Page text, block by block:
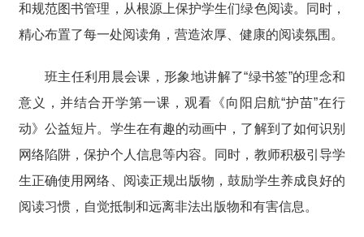
和规范图书管理，从根源上保护学生们绿色阅读。同时，
精心布置了每一处阅读角，营造浓厚、健康的阅读氛围。
班主任利用晨会课，形象地讲解了“绿书签”的理念和
意义，并结合开学第一课，观看《向阳启航“护苗”在行
动》公益短片。学生在有趣的动画中，了解到了如何识别
网络陷阱，保护个人信息等内容。同时，教师积极引导学
生正确使用网络、阅读正规出版物，鼓励学生养成良好的
阅读习惯，自觉抵制和远离非法出版物和有害信息。